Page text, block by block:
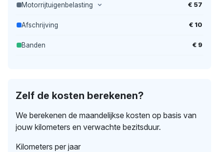
Motorrijtuigenbelasting € 57
Afschrijving € 10
Banden € 9
Zelf de kosten berekenen?
We berekenen de maandelijkse kosten op basis van
jouw kilometers en verwachte bezitsduur.
Kilometers per jaar